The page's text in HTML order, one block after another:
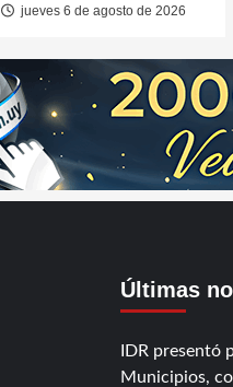
jueves 6 de agosto de 2026
Últimas
IDR presentó
Municipios,